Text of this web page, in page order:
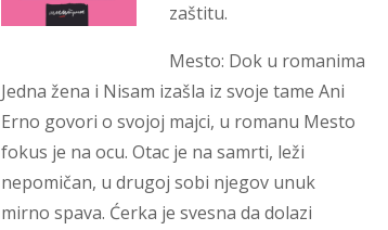
zaštitu.
Mesto: Dok u romanima
Jedna žena i Nisam izašla iz svoje tame Ani
Erno govori o svojoj majci, u romanu Mesto
fokus je na ocu. Otac je na samrti, leži
nepomičan, u drugoj sobi njegov unuk
mirno spava. Ćerka je svesna da dolazi